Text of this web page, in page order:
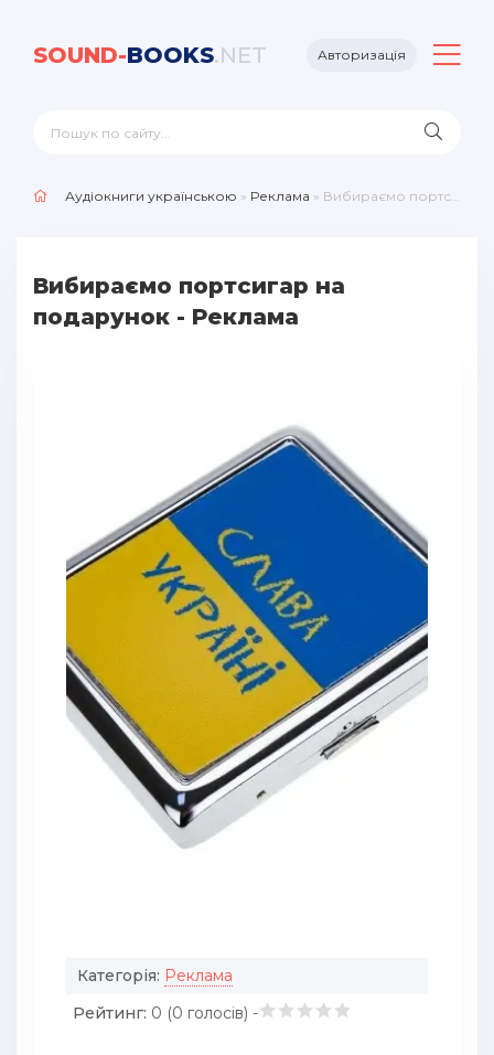
SOUND-BOOKS.NET Авторизація
Аудіокниги українською » Реклама » Вибираємо портсигар на подарунок - Реклама
Вибираємо портсигар на
подарунок - Реклама
Категорія: Реклама
Рейтинг: 0 (0 голосів) -